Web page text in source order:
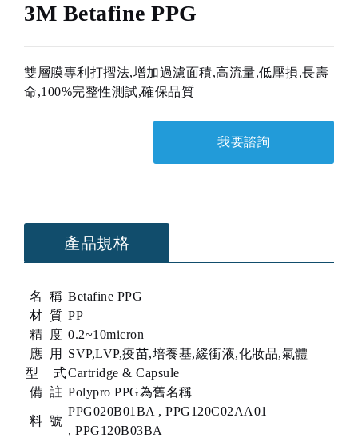
3M Betafine PPG
雙層膜專利打摺法,增加過濾面積,高流量,低壓損,長壽
命,100%完整性測試,確保品質
我要諮詢
產品規格
名 稱 Betafine PPG
材 質 PP
精 度 0.2~10micron
應 用
SVP,LVP,疫苗,培養基,緩衝液,化妝品,氣體
型 式Cartridge & Capsule
備 註 Polypro PPG為舊名稱
料 號
PPG020B01BA , PPG120C02AA01
, PPG120B03BA